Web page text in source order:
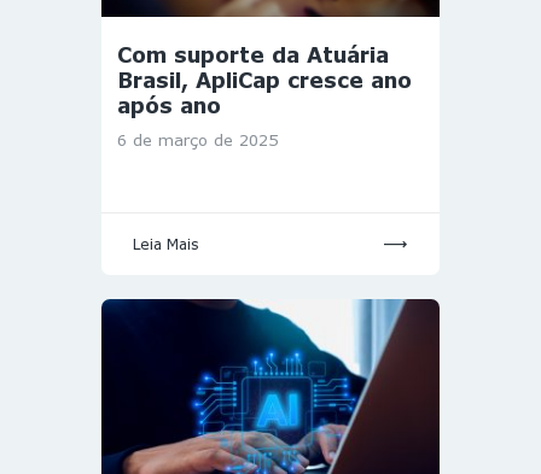
Com suporte da Atuária
Brasil, ApliCap cresce ano
após ano
6 de março de 2025
Leia Mais